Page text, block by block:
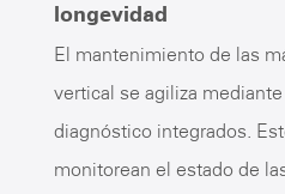
longevidad
El mantenimiento de las
vertical se agiliza
diagnóstico integrados.
monitorean el estado de